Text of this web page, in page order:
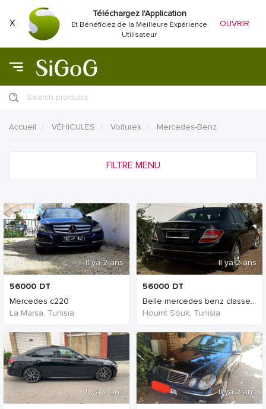
X
Téléchargez l'Application
Et Bénéficiez de la Meilleure Expérience
Utilisateur
OUVRIR
Search products
Accueil VÉHICULES Voitures Mercedes-Benz
FILTRE MENU
Il ya 2 ans
56000 DT
Mercedes c220
La Marsa, Tunisia
Il ya 2 ans
Il ya 2 ans
56000 DT
Belle mercedes benz classe c avantgarde noir
Houmt Souk, Tunisia
Il ya 2 ans